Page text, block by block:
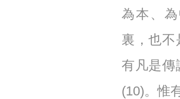
為本、
裏，也不
有凡是傳
(10)。惟